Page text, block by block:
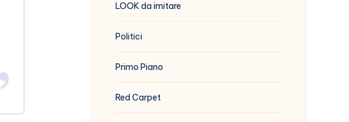
LOOK da imitare
Politici
Primo Piano
Red Carpet